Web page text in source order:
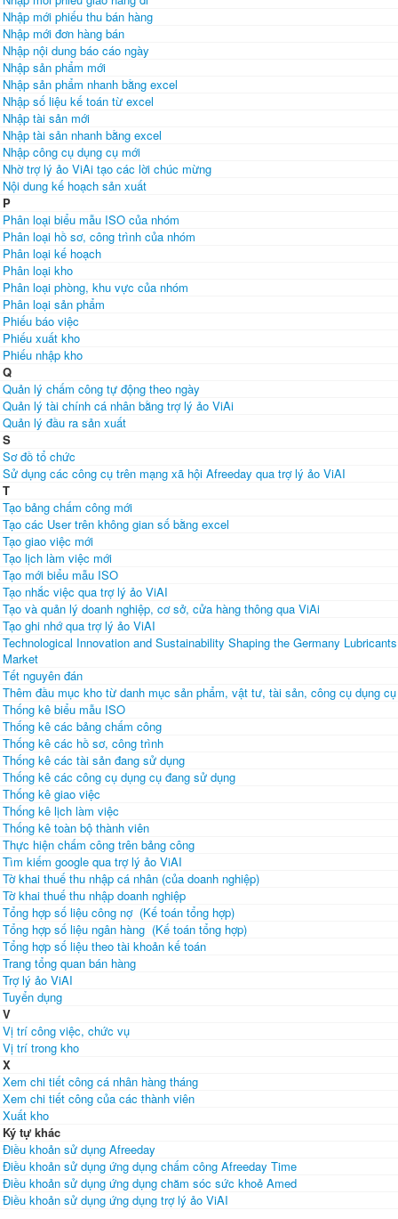
Nhập mới phiếu thu bán hàng
Nhập mới đơn hàng bán
Nhập nội dung báo cáo ngày
Nhập sản phẩm mới
Nhập sản phẩm nhanh bằng excel
Nhập số liệu kế toán từ excel
Nhập tài sản mới
Nhập tài sản nhanh bằng excel
Nhập công cụ dụng cụ mới
Nhờ trợ lý ảo ViAi tạo các lời chúc mừng
Nội dung kế hoạch sản xuất
P
Phân loại biểu mẫu ISO của nhóm
Phân loại hồ sơ, công trình của nhóm
Phân loại kế hoạch
Phân loại kho
Phân loại phòng, khu vực của nhóm
Phân loại sản phẩm
Phiếu báo việc
Phiếu xuất kho
Phiếu nhập kho
Q
Quản lý chấm công tự động theo ngày
Quản lý tài chính cá nhân bằng trợ lý ảo ViAi
Quản lý đầu ra sản xuất
S
Sơ đồ tổ chức
Sử dụng các công cụ trên mạng xã hội Afreeday qua trợ lý ảo ViAI
T
Tạo bảng chấm công mới
Tạo các User trên không gian số bằng excel
Tạo giao việc mới
Tạo lịch làm việc mới
Tạo mới biểu mẫu ISO
Tạo nhắc việc qua trợ lý ảo ViAI
Tạo và quản lý doanh nghiệp, cơ sở, cửa hàng thông qua ViAi
Tạo ghi nhớ qua trợ lý ảo ViAI
Technological Innovation and Sustainability Shaping the Germany Lubricants
Market
Tết nguyên đán
Thêm đầu mục kho từ danh mục sản phẩm, vật tư, tài sản, công cụ dụng cụ
Thống kê biểu mẫu ISO
Thống kê các bảng chấm công
Thống kê các hồ sơ, công trình
Thống kê các tài sản đang sử dụng
Thống kê các công cụ dụng cụ đang sử dụng
Thống kê giao việc
Thống kê lịch làm việc
Thống kê toàn bộ thành viên
Thực hiện chấm công trên bảng công
Tìm kiếm google qua trợ lý ảo ViAI
Tờ khai thuế thu nhập cá nhân (của doanh nghiệp)
Tờ khai thuế thu nhập doanh nghiệp
Tổng hợp số liệu công nợ (Kế toán tổng hợp)
Tổng hợp số liệu ngân hàng (Kế toán tổng hợp)
Tổng hợp số liệu theo tài khoản kế toán
Trang tổng quan bán hàng
Trợ lý ảo ViAI
Tuyển dụng
V
Vị trí công việc, chức vụ
Vị trí trong kho
X
Xem chi tiết công cá nhân hàng tháng
Xem chi tiết công của các thành viên
Xuất kho
Ký tự khác
Điều khoản sử dụng Afreeday
Điều khoản sử dụng ứng dụng chấm công Afreeday Time
Điều khoản sử dụng ứng dụng chăm sóc sức khoẻ Amed
Điều khoản sử dụng ứng dụng trợ lý ảo ViAI